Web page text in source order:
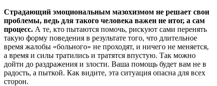
Страдающий эмоциональным мазохизмом не решает свои
проблемы, ведь для такого человека важен не итог, а сам
процесс. А те, кто пытаются помочь, рискуют сами перенять
такую форму поведения в результате того, что длительное
время жалобы «больного» не проходят, и ничего не меняется,
а время и силы тратились и тратятся впустую. Так можно
дойти до раздражения и злости. Ваша помощь будет вам не в
радость, а пыткой. Как видите, эта ситуация опасна для всех
сторон.